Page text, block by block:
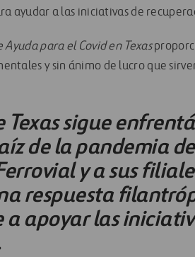
ayudar a las iniciativas de
Ayuda para el Covid en Texas
y sin ánimo de lucro que
sigue
de la pandemia
y a sus
respuesta
a apoyar las